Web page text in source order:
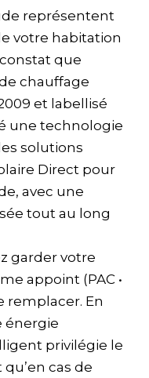
représentent
votre habitation
que
chauffage
et labellisé
une technologie
solutions
Direct pour
avec une
tout au long
garder votre
appoint (PAC •
remplacer. En
énergie
privilégie le
qu’en cas de